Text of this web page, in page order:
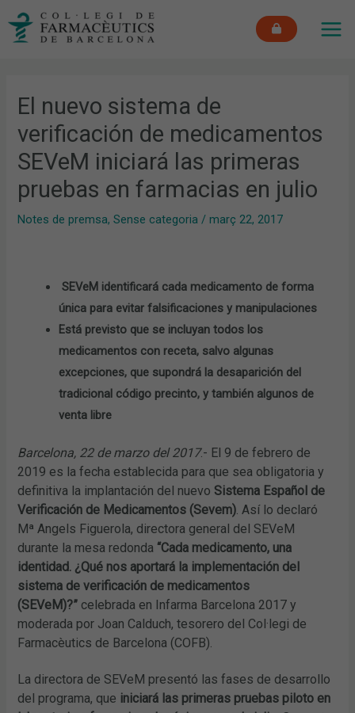
El nuevo sistema de
verificación de medicamentos
SEVeM iniciará las primeras
pruebas en farmacias en julio
Notes de premsa,Sense categoria /març 22, 2017
SEVeM identificará cada medicamento de forma
única para evitar falsificaciones y manipulaciones
Está previsto que se incluyan todos los
medicamentos con receta, salvo algunas
excepciones, que supondrá la desaparición del
tradicional código precinto, y también algunos de
venta libre
Barcelona, 22 de marzo del 2017.- El 9 de febrero de
2019 es la fecha establecida para que sea obligatoria y
definitiva la implantación del nuevo Sistema Español de
Verificación de Medicamentos (Sevem) . Así lo declaró
Mª Angels Figuerola, directora general del SEVeM
durante la mesa redonda “Cada medicamento, una
identidad. ¿Qué nos aportará la implementación del
sistema de verificación de medicamentos
(SEVeM)?” celebrada en Infarma Barcelona 2017 y
moderada por Joan Calduch, tesorero del Col·legi de
Farmacèutics de Barcelona (COFB).
La directora de SEVeM presentó las fases de desarrollo
del programa, que iniciará las primeras pruebas piloto en